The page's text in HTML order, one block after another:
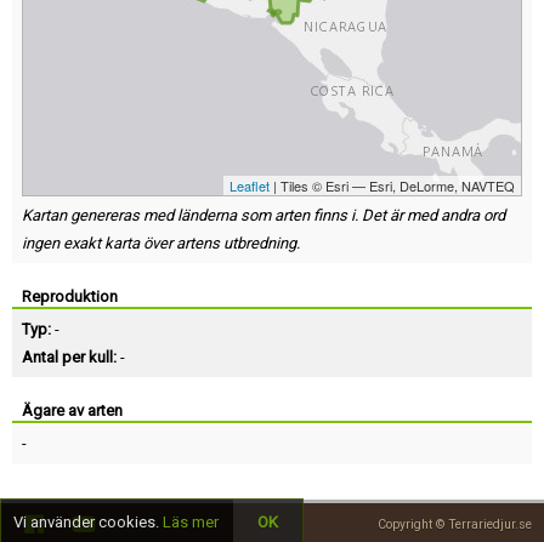
Leaflet | Tiles © Esri — Esri, DeLorme, NAVTEQ
Kartan genereras med länderna som arten finns i. Det är med andra ord
ingen exakt karta över artens utbredning.
Reproduktion
Typ: -
Antal per kull: -
Ägare av arten
-
Copyright © Terrariedjur.se
Vi använder cookies. Läs mer OK